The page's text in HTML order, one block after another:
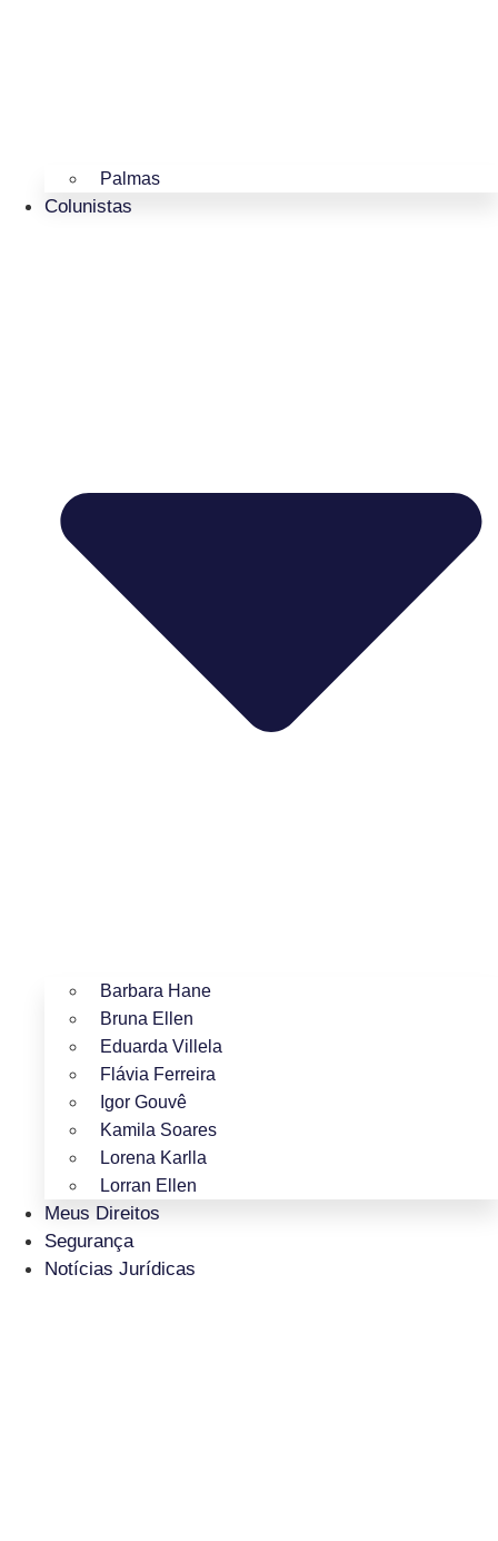
Palmas
Colunistas
Barbara Hane
Bruna Ellen
Eduarda Villela
Flávia Ferreira
Igor Gouvê
Kamila Soares
Lorena Karlla
Lorran Ellen
Meus Direitos
Segurança
Notícias Jurídicas